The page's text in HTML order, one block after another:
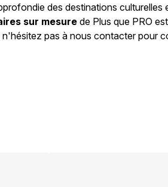
des destinations
sur mesurede Plus que PRO
n'hésitez pas à nous contacter pour